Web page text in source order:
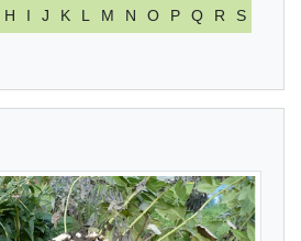
H I J K L M N O P Q R
S